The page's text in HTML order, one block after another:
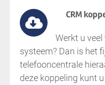
CRM
Werkt u
systeem? Dan is het
telefooncentrale
deze koppeling kunt